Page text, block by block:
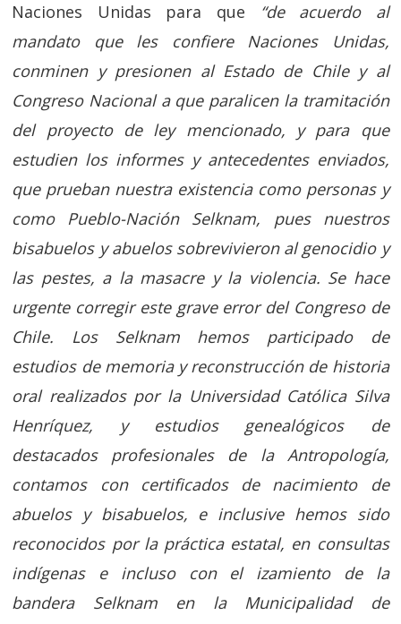
Naciones Unidas para que
“de acuerdo al
mandato que les confiere Naciones Unidas,
conminen y presionen al Estado de Chile y al
Congreso Nacional a que paralicen la tramitación
del proyecto de ley mencionado, y para que
estudien los informes y antecedentes enviados,
que prueban nuestra existencia como personas y
como Pueblo-Nación Selknam, pues nuestros
bisabuelos y abuelos sobrevivieron al genocidio y
las pestes, a la masacre y la violencia. Se hace
urgente corregir este grave error del Congreso de
Chile. Los Selknam hemos participado de
estudios de memoria y reconstrucción de historia
oral realizados por la Universidad Católica Silva
Henríquez, y estudios genealógicos de
destacados profesionales de la Antropología,
contamos con certificados de nacimiento de
abuelos y bisabuelos, e inclusive hemos sido
reconocidos por la práctica estatal, en consultas
indígenas e incluso con el izamiento de la
bandera Selknam en la Municipalidad de